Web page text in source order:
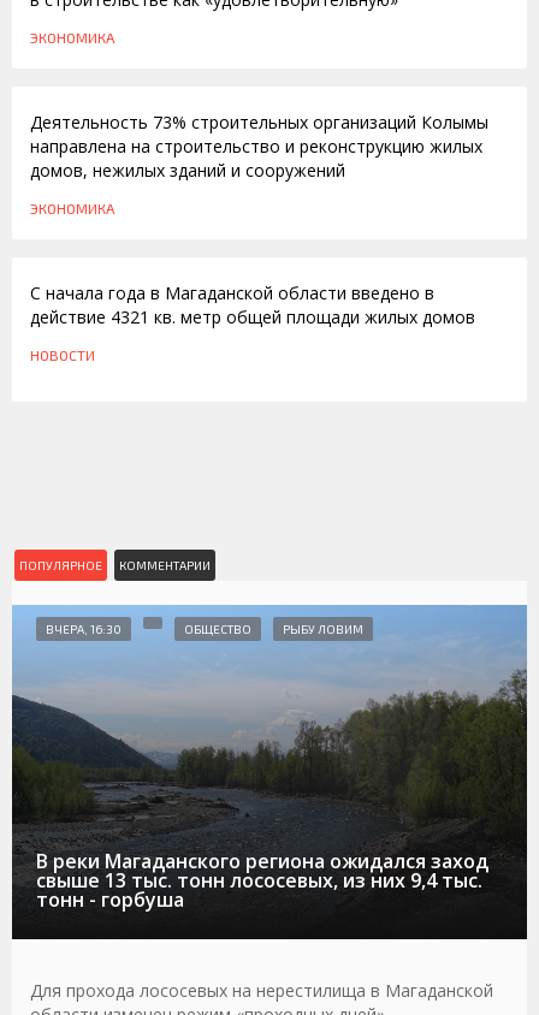
ЭКОНОМИКА
Деятельность 73% строительных организаций Колымы
направлена на строительство и реконструкцию жилых
домов, нежилых зданий и сооружений
ЭКОНОМИКА
С начала года в Магаданской области введено в
действие 4321 кв. метр общей площади жилых домов
НОВОСТИ
ПОПУЛЯРНОЕ КОММЕНТАРИИ
В реки Магаданского региона ожидался заход
свыше 13 тыс. тонн лососевых, из них 9,4 тыс.
тонн - горбуша
ВЧЕРА, 16:30 ОБЩЕСТВО РЫБУ ЛОВИМ
Для прохода лососевых на нерестилища в Магаданской